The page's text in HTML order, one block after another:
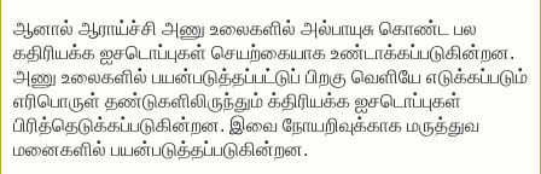
ஆனால் ஆராய்ச்சி அணு உலைகளில் அல்பாயுசு கொண்ட பல
கதிரியக்க ஐசடொப்புகள் செயற்கையாக உண்டாக்கப்படுகின்றன.
அணு உலைகளில் பயன்படுத்தப்பட்டுப் பிறகு வெளியே எடுக்கப்படும்
எரிபொருள் தண்டுகளிலிருந்தும் க்திரியக்க ஐசடொப்புகள்
பிரித்தெடுக்கப்படுகின்றன. இவை நோயறிவுக்காக மருத்துவ
மனைகளில் பயன்படுத்தப்படுகின்றன.